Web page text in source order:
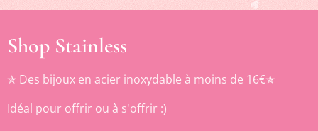
Shop Stainless
✯ Des bijoux en acier inoxydable à moins de 16€✯
Idéal pour offrir ou à s'offrir :)